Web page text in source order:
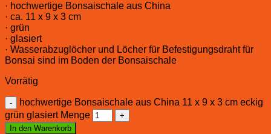
· hochwertige Bonsaischale aus China
· ca. 11 x 9 x 3 cm
· grün
· glasiert
· Wasserabzuglöcher und Löcher für Befestigungsdraht für
Bonsai sind im Boden der Bonsaischale
Vorrätig
hochwertige Bonsaischale aus China 11 x 9 x 3 cm eckig
grün glasiert Menge
In den Warenkorb